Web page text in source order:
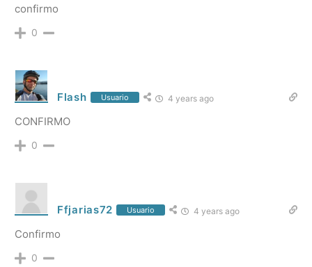
confirmo
0
Flash Usuario 4 years ago
CONFIRMO
0
Ffjarias72 Usuario 4 years ago
Confirmo
0